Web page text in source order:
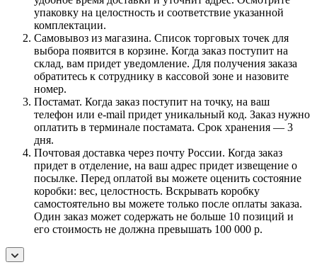
упаковку на целостность и соответствие указанной
комплектации.
Самовывоз из магазина. Список торговых точек для
выбора появится в корзине. Когда заказ поступит на
склад, вам придет уведомление. Для получения заказа
обратитесь к сотруднику в кассовой зоне и назовите
номер.
Постамат. Когда заказ поступит на точку, на ваш
телефон или e-mail придет уникальный код. Заказ нужно
оплатить в терминале постамата. Срок хранения — 3
дня.
Почтовая доставка через почту России. Когда заказ
придет в отделение, на ваш адрес придет извещение о
посылке. Перед оплатой вы можете оценить состояние
коробки: вес, целостность. Вскрывать коробку
самостоятельно вы можете только после оплаты заказа.
Один заказ может содержать не больше 10 позиций и
его стоимость не должна превышать 100 000 р.